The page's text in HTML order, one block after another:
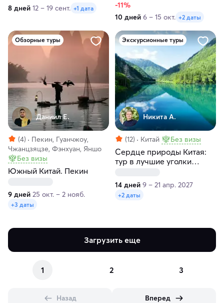
8 дней 12 – 19 сент. +1 дата
-11%
10 дней 6 – 15 окт. +2 даты
Обзорные туры
Даниил Е.
(4)
Пекин, Гуанчжоу,
Чжанцзяцзе, Фэнхуан, Яншо
Без визы
Южный Китай. Пекин
9 дней 25 окт. – 2 нояб.
+3 даты
Экскурсионные туры
Никита А.
(12) Китай Без визы
Сердце природы Китая:
тур в лучшие уголки
14 дней 9 – 21 апр. 2027
+2 даты
Загрузить еще
1 2 3
Назад Вперед